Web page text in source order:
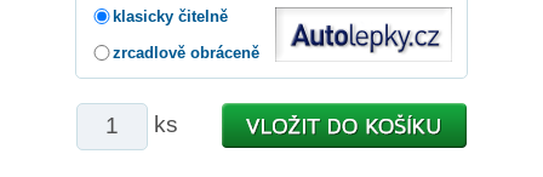
klasicky čitelně
zrcadlově obráceně
ks